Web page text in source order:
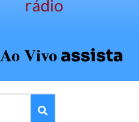
Ao Vivoassista